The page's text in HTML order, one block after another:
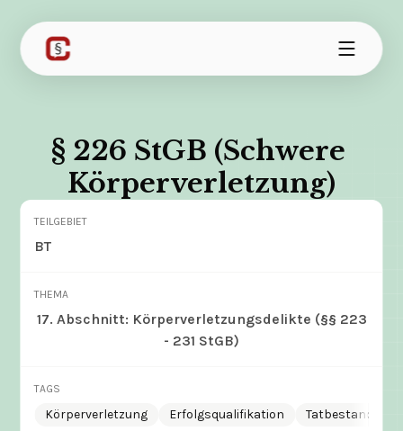
§ 226 StGB (Schwere
Körperverletzung)
TEILGEBIET
BT
THEMA
17. Abschnitt: Körperverletzungsdelikte (§§ 223
- 231 StGB)
TAGS
Körperverletzung Erfolgsqualifikation